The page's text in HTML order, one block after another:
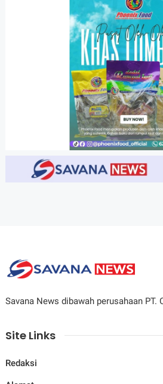
Savana News dibawah perusahaan PT.
Site Links
Redaksi